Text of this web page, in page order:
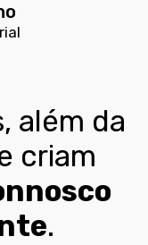
além da
criam
.